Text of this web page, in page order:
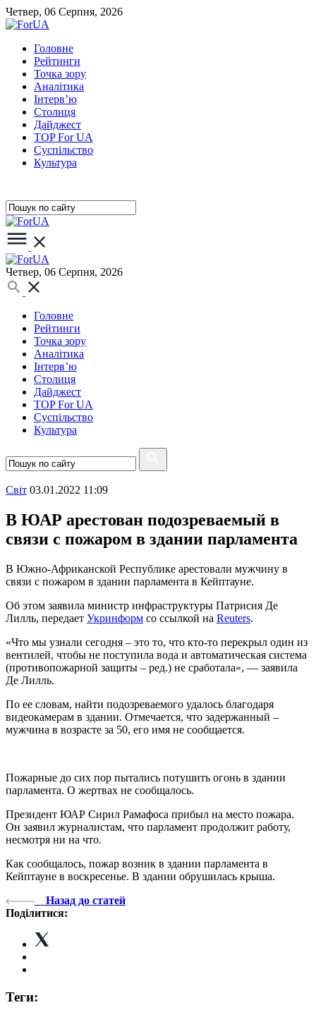
Четвер, 06 Серпня, 2026
Головне
Рейтинги
Точка зору
Аналітика
Інтерв’ю
Столиця
Дайджест
TOP For UA
Суспiльство
Культура
Четвер, 06 Серпня, 2026
Головне
Рейтинги
Точка зору
Аналітика
Інтерв’ю
Столиця
Дайджест
TOP For UA
Суспiльство
Культура
Свiт 03.01.2022 11:09
В ЮАР арестован подозреваемый в
связи с пожаром в здании парламента
В Южно-Африканской Республике арестовали мужчину в
связи с пожаром в здании парламента в Кейптауне.
Об этом заявила министр инфраструктуры Патрисия Де
Лилль, передает Укринформ со ссылкой на Reuters.
«Что мы узнали сегодня – это то, что кто-то перекрыл один из
вентилей, чтобы не поступила вода и автоматическая система
(противопожарной защиты – ред.) не сработала», — заявила
Де Лилль.
По ее словам, найти подозреваемого удалось благодаря
видеокамерам в здании. Отмечается, что задержанный –
мужчина в возрасте за 50, его имя не сообщается.
Пожарные до сих пор пытались потушить огонь в здании
парламента. О жертвах не сообщалось.
Президент ЮАР Сирил Рамафоса прибыл на место пожара.
Он заявил журналистам, что парламент продолжит работу,
несмотря ни на что.
Как сообщалось, пожар возник в здании парламента в
Кейптауне в воскресенье. В здании обрушилась крыша.
Назад до статей
Поділитися:
Теги: